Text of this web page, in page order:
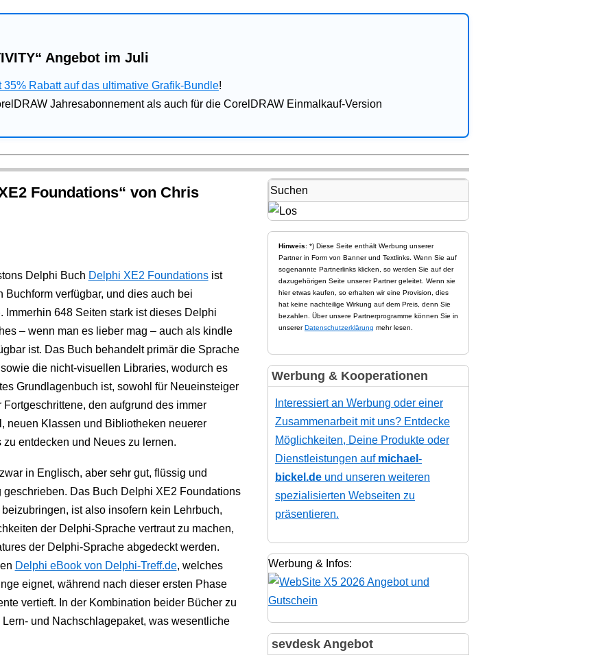
Angebot im Juli
Rabatt auf das ultimative Grafik-Bundle!
Jahresabonnement als auch für die CorelDRAW Einmalkauf-Version
Foundations“ von Chris
Delphi Buch Delphi XE2 Foundationsist
Buchform verfügbar, und dies auch bei
Immerhin 648 Seiten stark ist dieses Delphi
– wenn man es lieber mag – auch als kindle
ist. Das Buch behandelt primär die Sprache
die nicht-visuellen Libraries, wodurch es
Grundlagenbuch ist, sowohl für Neueinsteiger
Fortgeschrittene, den aufgrund des immer
neuen Klassen und Bibliotheken neuerer
entdecken und Neues zu lernen.
in Englisch, aber sehr gut, flüssig und
Das Buch Delphi XE2 Foundations
ist also insofern kein Lehrbuch,
der Delphi-Sprache vertraut zu machen,
der Delphi-Sprache abgedeckt werden.
Delphi eBook von Delphi-Treff.de, welches
eignet, während nach dieser ersten Phase
vertieft. In der Kombination beider Bücher zu
und Nachschlagepaket, was wesentliche
Hinweis: *) Diese Seite enthält Werbung unserer
Partner in Form von Banner und Textlinks. Wenn Sie auf
sogenannte Partnerlinks klicken, so werden Sie auf der
dazugehörigen Seite unserer Partner geleitet. Wenn sie
hier etwas kaufen, so erhalten wir eine Provision, dies
hat keine nachteilige Wirkung auf dem Preis, denn Sie
bezahlen. Über unsere Partnerprogramme können Sie in
unsererDatenschutzerklärung mehr lesen.
Werbung & Kooperationen
Interessiert an Werbung oder einer
Zusammenarbeit mit uns? Entdecke
Möglichkeiten, Deine Produkte oder
Dienstleistungen auf michael-
bickel.de und unseren weiteren
spezialisierten Webseiten zu
präsentieren.
Werbung & Infos:
sevdesk Angebot